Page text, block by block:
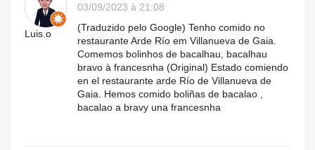
Luis.o
03/09/2023 à 21:08
(Traduzido pelo Google) Tenho comido no
restaurante Arde Río em Villanueva de Gaia.
Comemos bolinhos de bacalhau, bacalhau
bravo à francesnha (Original) Estado comiendo
en el restaurante arde Río de Villanueva de
Gaia. Hemos comido boliñas de bacalao ,
bacalao a bravy una francesnha